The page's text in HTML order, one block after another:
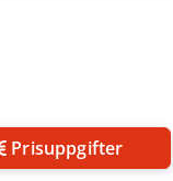
Prisuppgifter